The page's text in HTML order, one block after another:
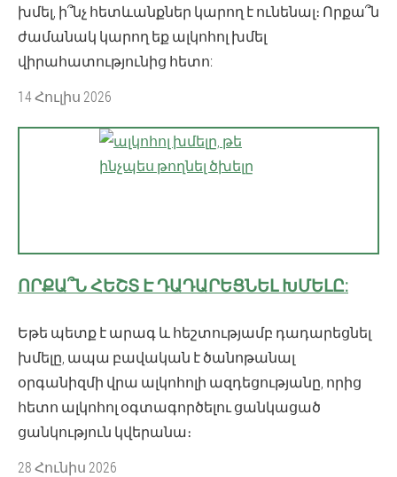
խմել, ի՞նչ հետևանքներ կարող է ունենալ։ Որքա՞ն
ժամանակ կարող եք ալկոհոլ խմել
վիրահատությունից հետո:
14 Հուլիս 2026
ՈՐՔԱ՞Ն ՀԵՇՏ Է ԴԱԴԱՐԵՑՆԵԼ ԽՄԵԼԸ:
Եթե ​​պետք է արագ և հեշտությամբ դադարեցնել
խմելը, ապա բավական է ծանոթանալ
օրգանիզմի վրա ալկոհոլի ազդեցությանը, որից
հետո ալկոհոլ օգտագործելու ցանկացած
ցանկություն կվերանա։
28 Հունիս 2026